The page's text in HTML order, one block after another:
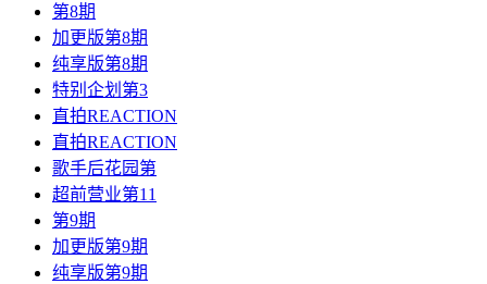
第8期
加更版第8期
纯享版第8期
特别企划第3
直拍REACTION
直拍REACTION
歌手后花园第
超前营业第11
第9期
加更版第9期
纯享版第9期